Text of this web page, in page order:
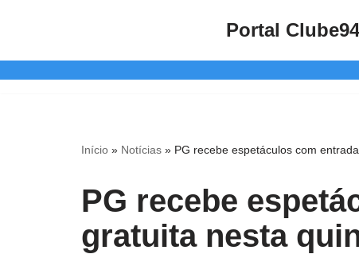
Portal
Início » Notícias » PG recebe espetáculos com
PG recebe
gratuita nesta